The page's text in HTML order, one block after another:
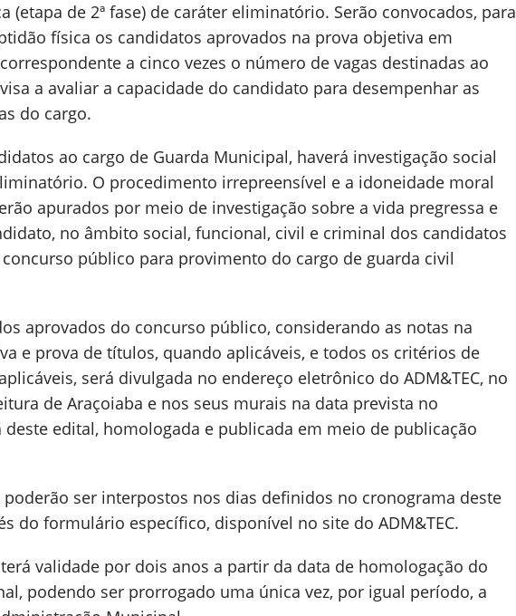
(etapa de 2ª fase) de caráter eliminatório. Serão convocados, para
física os candidatos aprovados na prova objetiva em
a cinco vezes o número de vagas destinadas ao
a avaliar a capacidade do candidato para desempenhar as
do cargo.
ao cargo de Guarda Municipal, haverá investigação social
O procedimento irrepreensível e a idoneidade moral
apurados por meio de investigação sobre a vida pregressa e
no âmbito social, funcional, civil e criminal dos candidatos
público para provimento do cargo de guarda civil
aprovados do concurso público, considerando as notas na
e prova de títulos, quando aplicáveis, e todos os critérios de
será divulgada no endereço eletrônico do ADM&TEC, no
de Araçoiaba e nos seus murais na data prevista no
deste edital, homologada e publicada em meio de publicação
poderão ser interpostos nos dias definidos no cronograma deste
do formulário específico, disponível no site do ADM&TEC.
validade por dois anos a partir da data de homologação do
podendo ser prorrogado uma única vez, por igual período, a